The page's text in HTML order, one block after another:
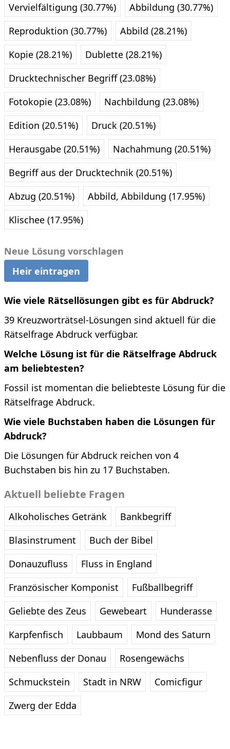
Vervielfältigung (30.77%)
Abbildung (30.77%)
Reproduktion (30.77%)
Abbild (28.21%)
Kopie (28.21%)
Dublette (28.21%)
Drucktechnischer Begriff (23.08%)
Fotokopie (23.08%)
Nachbildung (23.08%)
Edition (20.51%)
Druck (20.51%)
Herausgabe (20.51%)
Nachahmung (20.51%)
Begriff aus der Drucktechnik (20.51%)
Abzug (20.51%)
Abbild, Abbildung (17.95%)
Klischee (17.95%)
Neue Lösung vorschlagen
Heir eintragen
Wie viele Rätsellösungen gibt es für Abdruck?
39 Kreuzworträtsel-Lösungen sind aktuell für die
Rätselfrage Abdruck verfügbar.
Welche Lösung ist für die Rätselfrage Abdruck
am beliebtesten?
Fossil ist momentan die beliebteste Lösung für die
Rätselfrage Abdruck.
Wie viele Buchstaben haben die Lösungen für
Abdruck?
Die Lösungen für Abdruck reichen von 4
Buchstaben bis hin zu 17 Buchstaben.
Aktuell beliebte Fragen
Alkoholisches Getränk
Bankbegriff
Blasinstrument
Buch der Bibel
Donauzufluss
Fluss in England
Französischer Komponist
Fußballbegriff
Geliebte des Zeus
Gewebeart
Hunderasse
Karpfenfisch
Laubbaum
Mond des Saturn
Nebenfluss der Donau
Rosengewächs
Schmuckstein
Stadt in NRW
Comicfigur
Zwerg der Edda